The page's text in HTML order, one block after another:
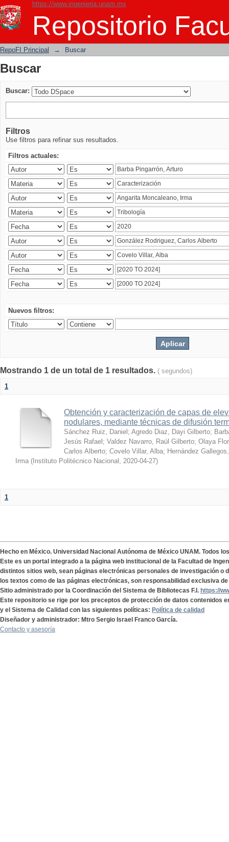
https://www.ingenieria.unam.mx
Repositorio
Buscar
RepoFI Principal → Buscar
Buscar
Buscar:
Filtros
Use filtros para refinar sus resultados.
Filtros actuales:
Nuevos filtros:
Mostrando 1 de un total de 1 resultados. ( segundos)
1
Obtención y caracterización de capas de
nodulares, mediante técnicas de difusión
Sánchez Ruiz, Daniel ; Agredo Diaz, Dayi Gilberto;
Jesús Rafael ; Valdez Navarro, Raúl Gilberto; Olaya
Carlos Alberto; Covelo Villar, Alba; Hernández
Irma ( Instituto Politécnico Nacional , 2020-04-27)
1
Hecho en México. Universidad Nacional Autónoma de México UNAM. Todos
Este es un portal integrado a la página web institucional de la Facultad de
distintos sitios web, sean páginas electrónicas personales de investigación o
los textos como de las páginas electrónicas, son responsabilidad exclusiva
Sitio administrado por la Coordinación del Sistema de Bibliotecas F.I. https://
Este repositorio se rige por los preceptos de protección de datos contenidos
y el Sistema de Calidad con las siguientes políticas: Política de calidad
Diseñador y administrador: Mtro Sergio Israel Franco García.
Contacto y asesoría